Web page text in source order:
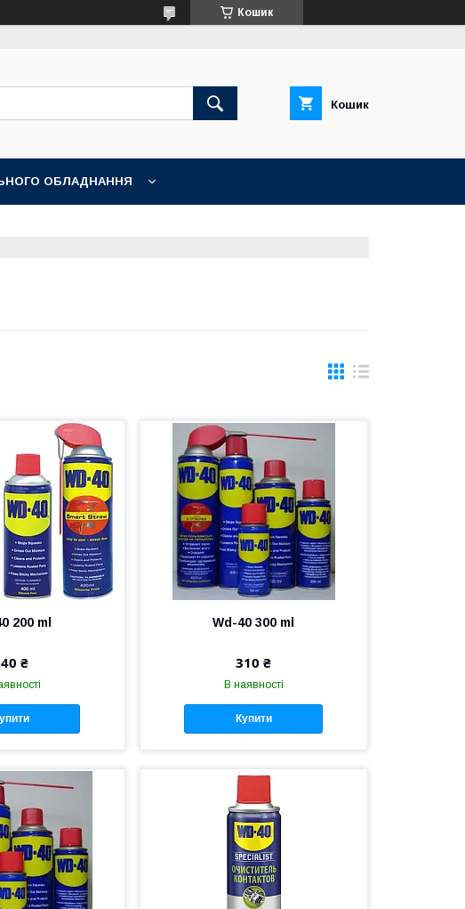
Кошик
Кошик
ОБЛАДНАННЯ
200 ml
₴
Wd-40 300 ml
310 ₴
В наявності
Купити